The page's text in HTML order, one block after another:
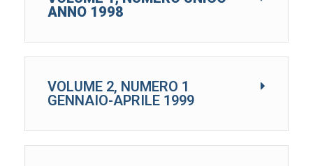
ANNO 1998
VOLUME 2, NUMERO 1
GENNAIO-APRILE 1999